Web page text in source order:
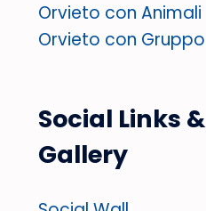
Orvieto con Animali
Orvieto con Gruppo
Social Links &
Gallery